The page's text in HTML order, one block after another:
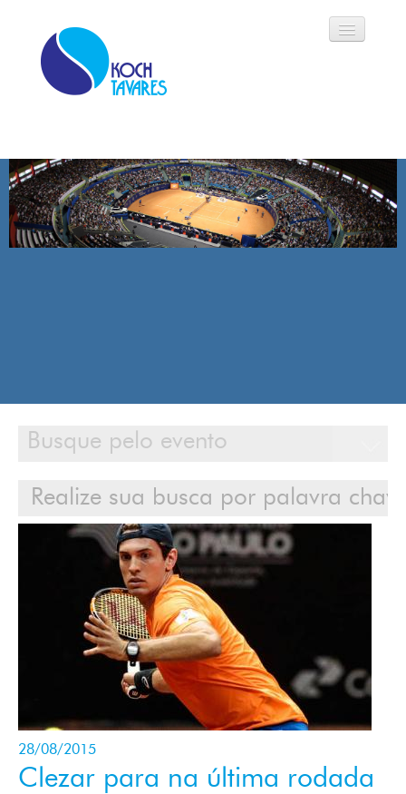
História
Áreas de Atuação
Calendário
Contato
Login
28/08/2015
Clezar para na última rodada